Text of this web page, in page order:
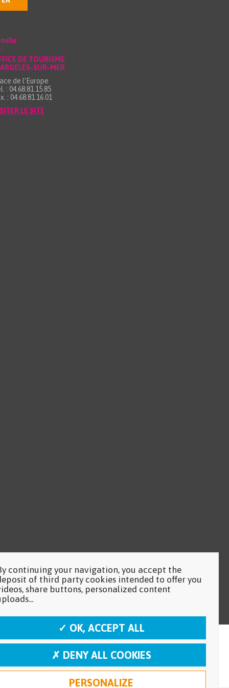
DE TOURISME
SUR-MER
de l’Europe
: 04.68.81.15.85
: 04.68.81.16.01
LE SITE
continuing your navigation, you accept the
of third party cookies intended to offer you
share buttons, personalized content
✓ OK, ACCEPT ALL
✗ DENY ALL COOKIES
PERSONALIZE